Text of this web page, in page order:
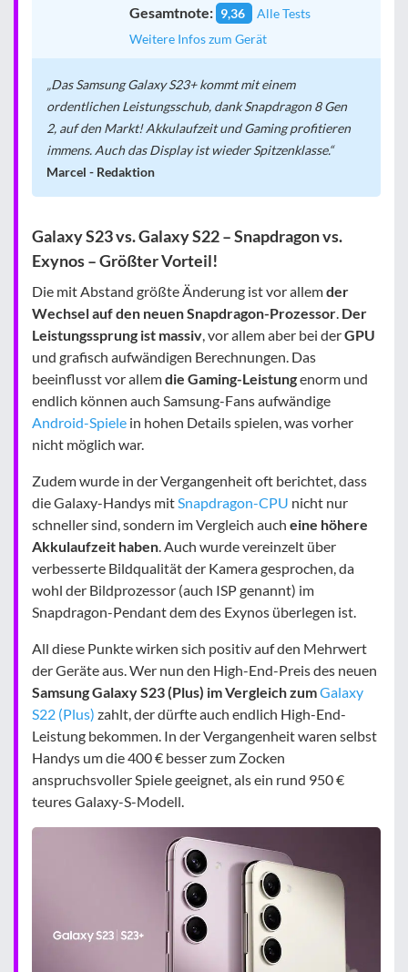
Gesamtnote: 9,36
Alle Tests
Weitere Infos zum Gerät
Das Samsung Galaxy S23+ kommt mit einem
ordentlichen Leistungsschub, dank Snapdragon 8 Gen
2, auf den Markt! Akkulaufzeit und Gaming profitieren
immens. Auch das Display ist wieder Spitzenklasse.
Marcel - Redaktion
Galaxy S23 vs. Galaxy S22 – Snapdragon vs.
Exynos – Größter Vorteil!
Die mit Abstand größte Änderung ist vor allemder
Wechsel auf den neuen Snapdragon-Prozessor. Der
Leistungssprung ist massiv, vor allem aber bei derGPU
und grafisch aufwändigen Berechnungen. Das
beeinflusst vor allemdie Gaming-Leistungenorm und
endlich können auch Samsung-Fans aufwändige
Android-Spiele in hohen Details spielen, was vorher
nicht möglich war.
Zudem wurde in der Vergangenheit oft berichtet, dass
die Galaxy-Handys mitSnapdragon-CPU nicht nur
schneller sind, sondern im Vergleich auch eine höhere
Akkulaufzeit haben. Auch wurde vereinzelt über
verbesserte Bildqualität der Kamera gesprochen, da
wohl der Bildprozessor (auch ISP genannt) im
Snapdragon-Pendant dem des Exynos überlegen ist.
All diese Punkte wirken sich positiv auf den Mehrwert
der Geräte aus. Wer nun den High-End-Preis des neuen
Samsung Galaxy S23 (Plus) im Vergleich zumGalaxy
S22 (Plus) zahlt, der dürfte auch endlich High-End-
Leistung bekommen. In der Vergangenheit waren selbst
Handys um die 400 € besser zum Zocken
anspruchsvoller Spiele geeignet, als ein rund 950 €
teures Galaxy-S-Modell.